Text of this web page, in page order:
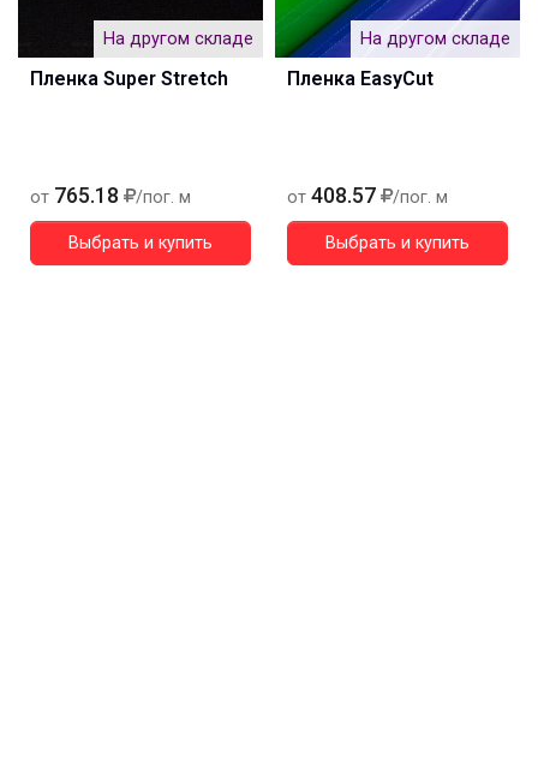
На другом складе
Пленка Super Stretch
от 765.18 /пог. м
Выбрать и купить
На другом складе
Пленка EasyCut
от 408.57 /пог. м
Выбрать и купить